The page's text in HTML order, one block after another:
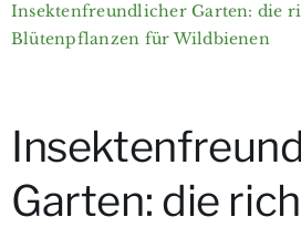
Über berlingarten
Insektenfreundlicher Garten: die
Blütenpflanzen für Wildbienen
Garten: die